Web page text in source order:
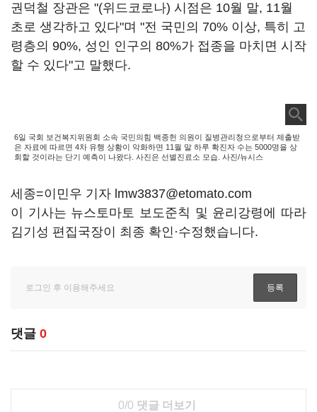
권덕철 장관은 "(위드코로나) 시점은 10월 말, 11월
초로 생각하고 있다"며 "전 국민의 70% 이상, 특히 고
령층의 90%, 성인 인구의 80%가 접종을 마치면 시작
할 수 있다"고 말했다.
6일 국회 보건복지위원회 소속 국민의힘 백종헌 의원이 질병관리청으로부터 제출받
은 자료에 따르면 4차 유행 상황이 악화하면 11월 말 하루 확진자 수는 5000명을 상
회할 것이라는 단기 예측이 나왔다. 사진은 선별진료소 모습. 사진/뉴시스
세종=이민우 기자 lmw3837@etomato.com
이 기사는 뉴스토마토 보도준칙 및 윤리강령에 따라
김기성 편집국장이 최종 확인·수정했습니다.
댓글 0
0/0 댓글 더보기